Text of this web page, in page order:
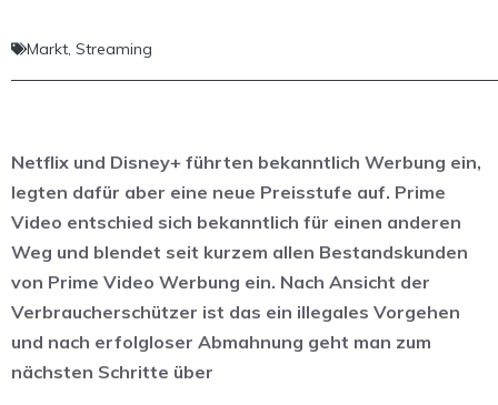
Markt, Streaming
Netflix und Disney+ führten bekanntlich Werbung ein,
legten dafür aber eine neue Preisstufe auf. Prime
Video entschied sich bekanntlich für einen anderen
Weg und blendet seit kurzem allen Bestandskunden
von Prime Video Werbung ein. Nach Ansicht der
Verbraucherschützer ist das ein illegales Vorgehen
und nach erfolgloser Abmahnung geht man zum
nächsten Schritte über